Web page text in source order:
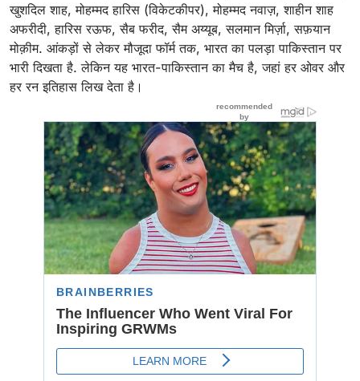
खुशदिल शाह, मोहम्मद हारिस (विकेटकीपर), मोहम्मद नवाज़, शाहीन शाह
अफरीदी, हारिस रऊफ, सैब फरीद, सैम अय्यूब, सलमान मिर्ज़ा, सफ़यान
मोक़ीम. आंकड़ों से लेकर मौजूदा फॉर्म तक, भारत का पलड़ा पाकिस्तान पर
भारी दिखता है. लेकिन यह भारत-पाकिस्तान का मैच है, जहां हर ओवर और
हर रन इतिहास लिख देता है।